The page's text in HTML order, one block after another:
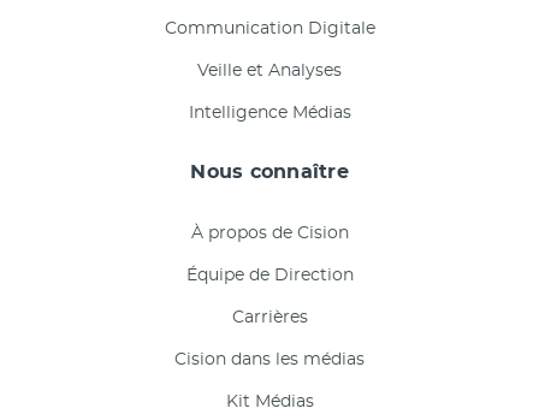
Communication Digitale
Veille et Analyses
Intelligence Médias
Nous connaître
À propos de Cision
Équipe de Direction
Carrières
Cision dans les médias
Kit Médias